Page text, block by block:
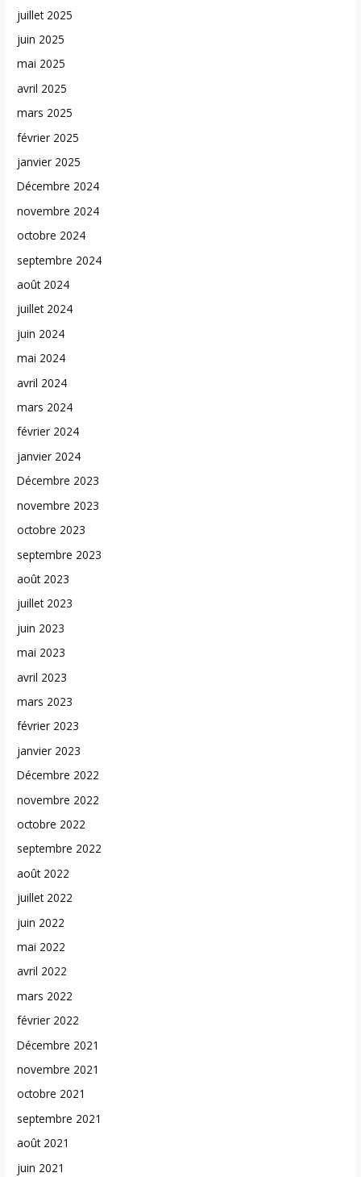
juillet 2025
juin 2025
mai 2025
avril 2025
mars 2025
février 2025
janvier 2025
Décembre 2024
novembre 2024
octobre 2024
septembre 2024
août 2024
juillet 2024
juin 2024
mai 2024
avril 2024
mars 2024
février 2024
janvier 2024
Décembre 2023
novembre 2023
octobre 2023
septembre 2023
août 2023
juillet 2023
juin 2023
mai 2023
avril 2023
mars 2023
février 2023
janvier 2023
Décembre 2022
novembre 2022
octobre 2022
septembre 2022
août 2022
juillet 2022
juin 2022
mai 2022
avril 2022
mars 2022
février 2022
Décembre 2021
novembre 2021
octobre 2021
septembre 2021
août 2021
juin 2021